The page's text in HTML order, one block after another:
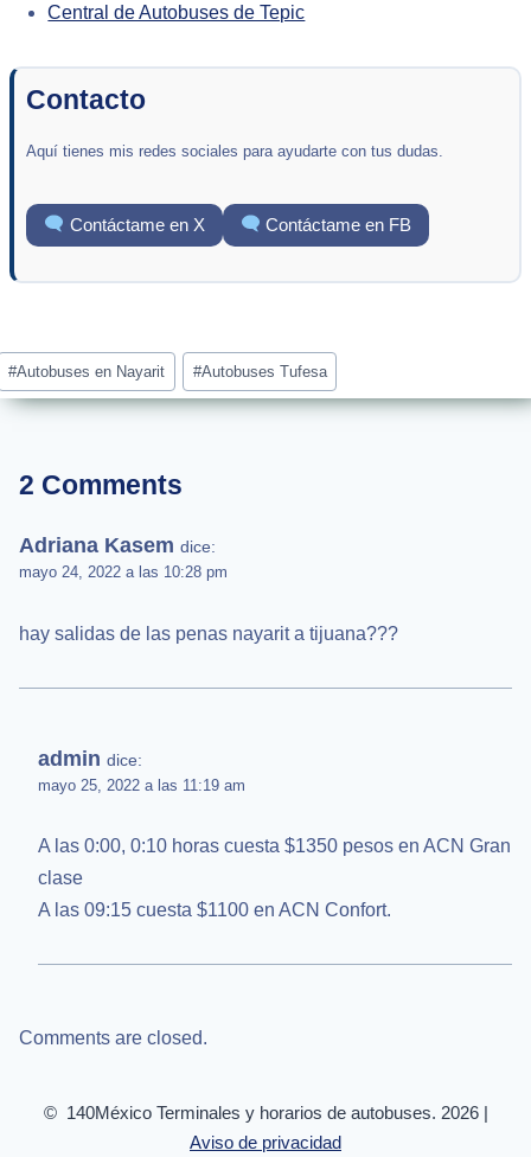
Central de Autobuses de Tepic
Contacto
Aquí tienes mis redes sociales para ayudarte con tus dudas.
Contáctame en X Contáctame en FB
#Autobuses en Nayarit #Autobuses Tufesa
2 Comments
Adriana Kasem dice:
mayo 24, 2022 a las 10:28 pm
hay salidas de las penas nayarit a tijuana???
admin dice:
mayo 25, 2022 a las 11:19 am
A las 0:00, 0:10 horas cuesta $1350 pesos en ACN Gran
clase
A las 09:15 cuesta $1100 en ACN Confort.
Comments are closed.
© 140México Terminales y horarios de autobuses. 2026 |
Aviso de privacidad